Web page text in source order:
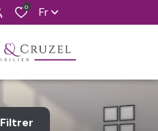
0 Fr
Filtrer